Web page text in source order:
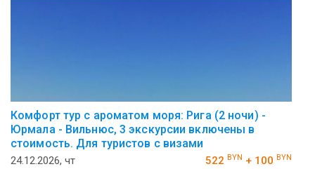
Комфорт тур с ароматом моря: Рига (2 ночи) -
Юрмала - Вильнюс, 3 экскурсии включены в
стоимость. Для туристов с визами
24.12.2026, чт 522 BYN + 100 BYN